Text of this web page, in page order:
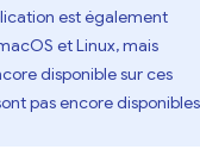
est également
et Linux, mais
disponible sur ces
pas encore disponibles